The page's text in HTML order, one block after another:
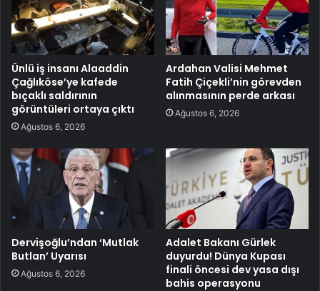
Ünlü iş insanı Alaaddin
Çağlıköse’ye kafede
bıçaklı saldırının
görüntüleri ortaya çıktı
Ağustos 6, 2026
Ardahan Valisi Mehmet
Fatih Çiçekli’nin görevden
alınmasının perde arkası
Ağustos 6, 2026
Dervişoğlu’ndan ‘Mutlak
Butlan’ Uyarısı
Ağustos 6, 2026
Adalet Bakanı Gürlek
duyurdu! Dünya Kupası
finali öncesi dev yasa dışı
bahis operasyonu